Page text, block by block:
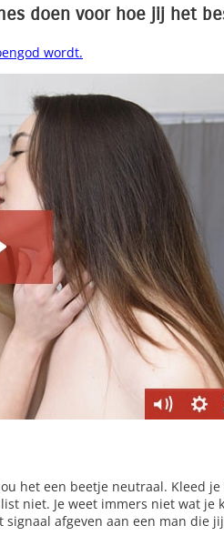
doen voor hoe jij het
wordt.
het een beetje neutraal. Kleed
niet. Je weet immers niet wat je
afgeven aan een man die